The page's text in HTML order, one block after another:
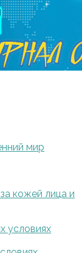
мир
кожей лица и
условиях